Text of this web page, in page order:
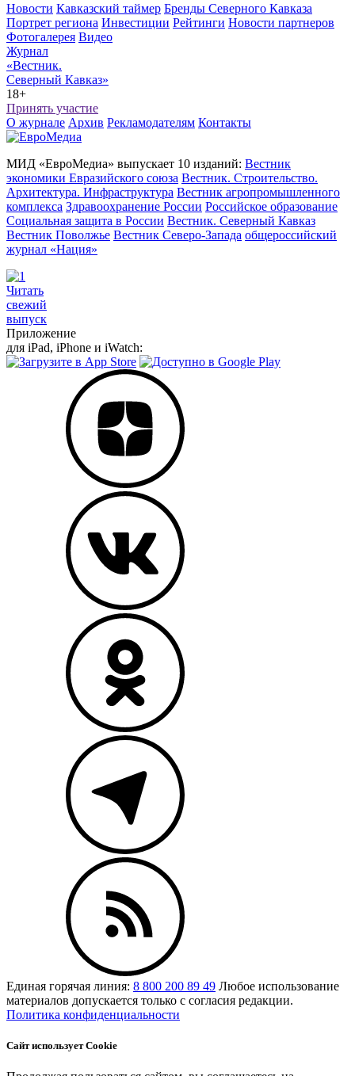
Новости Кавказский таймер Бренды Северного Кавказа
Портрет региона Инвестиции Рейтинги Новости партнеров
Фотогалерея Видео
Журнал
«Вестник.
Северный Кавказ»
18+
Принять участие
О журнале Архив Рекламодателям Контакты
МИД «ЕвроМедиа» выпускает 10 изданий: Вестник
экономики Евразийского союза Вестник. Строительство.
Архитектура. Инфраструктура Вестник агропромышленного
комплекса Здравоохранение России Российское образование
Социальная защита в России Вестник. Северный Кавказ
Вестник Поволжье Вестник Северо-Запада общероссийский
журнал «Нация»
Читать
свежий
выпуск
Приложение
для iPad, iPhone и iWatch:
Единая горячая линия: 8 800 200 89 49 Любое использование
материалов допускается только с согласия редакции.
Политика конфиденциальности
Сайт использует Cookie